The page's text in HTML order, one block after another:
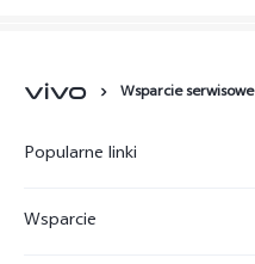
Wsparcie serwisowe
Popularne linki
Wsparcie